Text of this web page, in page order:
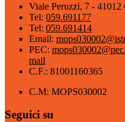
Viale Peruzzi, 7 -
Tel: 059.691177
Tel: 059.691414
Email:
PEC:
mail
C.F.: 81001160365
C.M: MOPS030002
Seguici su